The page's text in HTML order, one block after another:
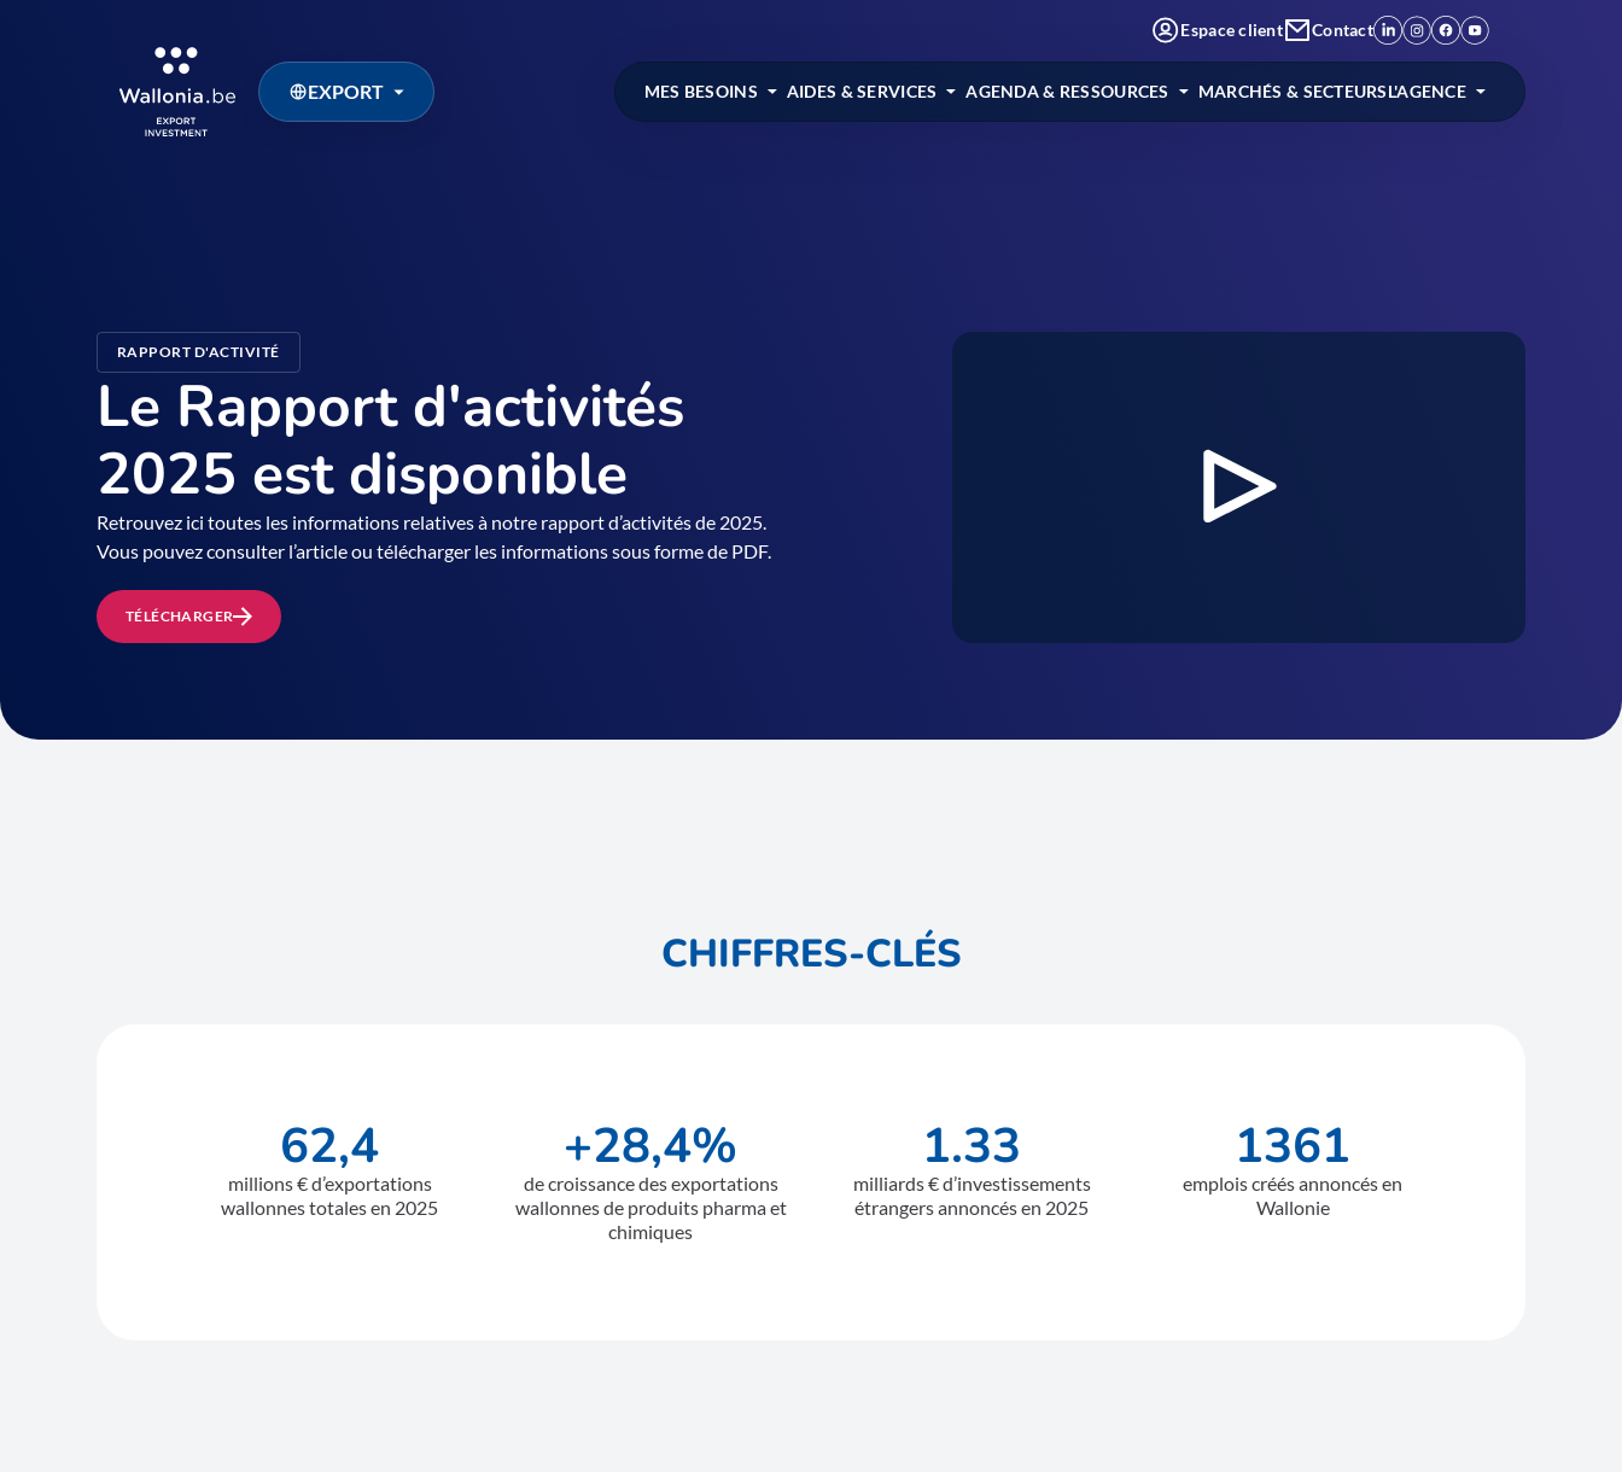
EXPORT
Espace client Contact
MES BESOINS AIDES & SERVICES AGENDA & RESSOURCES MARCHÉS & SECTEURSL'AGENCE
RAPPORT D'ACTIVITÉ
Le Rapport d'activités
2025 est disponible
Retrouvez ici toutes les informations relatives à notre rapport d’activités de 2025.
Vous pouvez consulter l’article ou télécharger les informations sous forme de PDF.
TÉLÉCHARGER
CHIFFRES-CLÉS
62,4
millions € d’exportations
wallonnes totales en 2025
+28,4%
de croissance des exportations
wallonnes de produits pharma et
chimiques
1.33
milliards € d’investissements
étrangers annoncés en 2025
1361
emplois créés annoncés en
Wallonie